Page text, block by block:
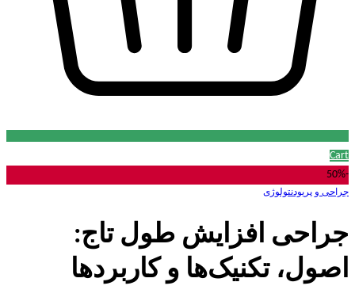
Cart
-50%
جراحی و پریودنتولوژی
جراحی افزایش طول تاج:
اصول، تکنیک‌ها و کاربردها